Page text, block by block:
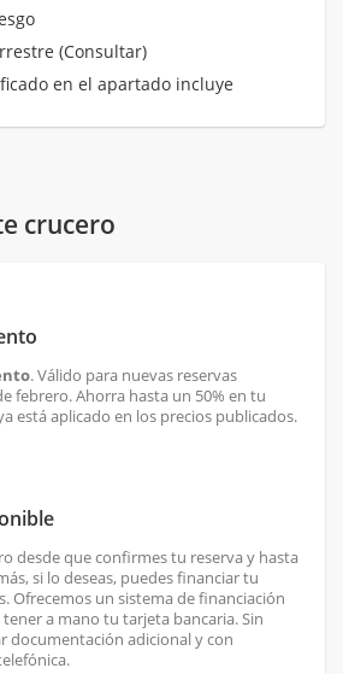
(Consultar)
en el apartado incluye
crucero
. Válido para nuevas reservas
febrero. Ahorra hasta un 50% en tu
está aplicado en los precios publicados.
desde que confirmes tu reserva y hasta
si lo deseas, puedes financiar tu
Ofrecemos un sistema de financiación
a mano tu tarjeta bancaria. Sin
documentación adicional y con